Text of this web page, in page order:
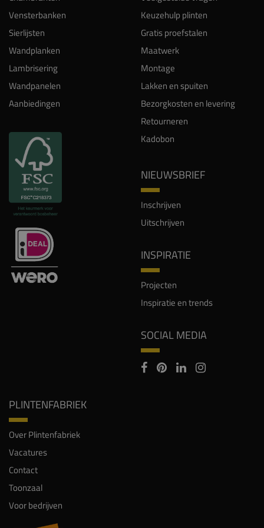
Vensterbanken
Sierlijsten
Wandplanken
Lambrisering
Wandpanelen
Aanbiedingen
Keuzehulp plinten
Gratis proefstalen
Maatwerk
Montage
Lakken en spuiten
Bezorgkosten en levering
Retourneren
Kadobon
NIEUWSBRIEF
Inschrijven
Uitschrijven
INSPIRATIE
Projecten
Inspiratie en trends
SOCIAL MEDIA
PLINTENFABRIEK
Over Plintenfabriek
Vacatures
Contact
Toonzaal
Voor bedrijven